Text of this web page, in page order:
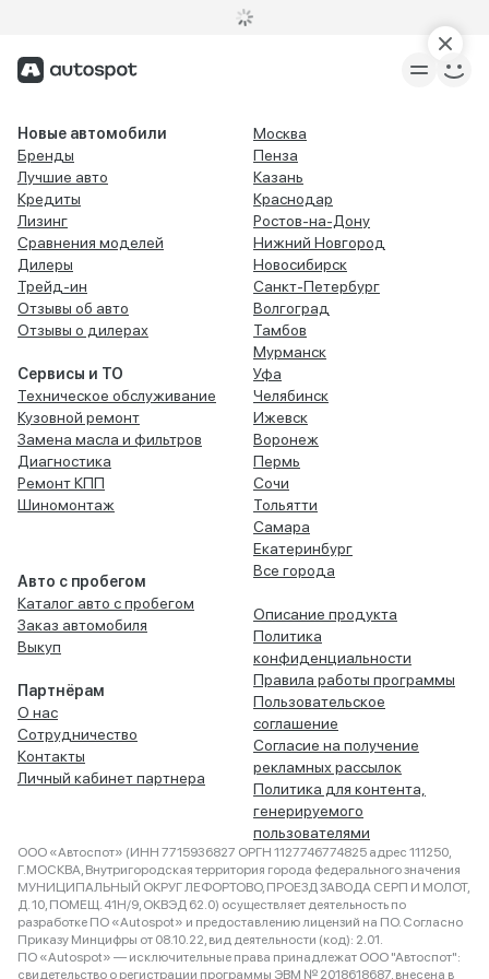
Новые автомобили
Бренды
Лучшие авто
Кредиты
Лизинг
Сравнения моделей
Дилеры
Трейд-ин
Отзывы об авто
Отзывы о дилерах
Сервисы и ТО
Техническое обслуживание
Кузовной ремонт
Замена масла и фильтров
Диагностика
Ремонт КПП
Шиномонтаж
Авто с пробегом
Каталог авто с пробегом
Заказ автомобиля
Выкуп
Партнёрам
О нас
Сотрудничество
Контакты
Личный кабинет партнера
Москва
Пенза
Казань
Краснодар
Ростов-на-Дону
Нижний Новгород
Новосибирск
Санкт-Петербург
Волгоград
Тамбов
Мурманск
Уфа
Челябинск
Ижевск
Воронеж
Пермь
Сочи
Тольятти
Самара
Екатеринбург
Все города
Описание продукта
Политика
конфиденциальности
Правила работы программы
Пользовательское
соглашение
Согласие на получение
рекламных рассылок
Политика для контента,
генерируемого
пользователями
ООО «Автоспот» (ИНН 7715936827 ОРГН 1127746774825 адрес 111250,
Г.МОСКВА, Внутригородская территория города федерального значения
МУНИЦИПАЛЬНЫЙ ОКРУГ ЛЕФОРТОВО, ПРОЕЗД ЗАВОДА СЕРП И МОЛОТ,
Д. 10, ПОМЕЩ. 41Н/9, ОКВЭД 62.0) осуществляет деятельность по
разработке ПО «Autospot» и предоставлению лицензий на ПО. Согласно
Приказу Минцифры от 08.10.22, вид деятельности (код): 2.01.
ПО «Autospot» — исключительные права принадлежат ООО "Автоспот":
свидетельство о регистрации программы ЭВМ № 2018618687, внесена в